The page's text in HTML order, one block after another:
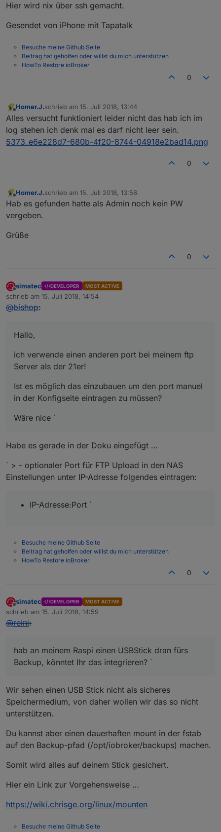
Hier wird nix über ssh gemacht.
Gesendet von iPhone mit Tapatalk
Besuche meine Github Seite
Beitrag hat geholfen oder willst du mich unterstützen
HowTo Restore ioBroker
0
Offline
Homer.J.schrieb am 15. Juli 2018, 13:44
zuletzt editiert von
Alles versucht funktioniert leider nicht das hab ich im
log stehen ich denk mal es darf nicht leer sein.
5373_e6e228d7-680b-4f20-8744-04918e2bad14.png
0
Offline
Homer.J.schrieb am 15. Juli 2018, 13:56
zuletzt editiert von
Hab es gefunden hatte als Admin noch kein PW
vergeben.
Grüße
0
Offline
simatec DEVELOPER MOST ACTIVE
schrieb am 15. Juli 2018, 14:54
zuletzt editiert von
@bishop:
Hallo,
ich verwende einen anderen port bei meinem ftp
Server als der 21er!
Ist es möglich das einzubauen um den port manuel
in der Konfigseite eintragen zu müssen?
Wäre nice `
Habe es gerade in der Doku eingefügt …
` > - optionaler Port für FTP Upload in den NAS
Einstellungen unter IP-Adresse folgendes eintragen:
IP-Adresse:Port `
Besuche meine Github Seite
Beitrag hat geholfen oder willst du mich unterstützen
HowTo Restore ioBroker
0
Offline
simatec DEVELOPER MOST ACTIVE
schrieb am 15. Juli 2018, 14:59
zuletzt editiert von
@reini:
hab an meinem Raspi einen USBStick dran fürs
Backup, könntet Ihr das integrieren? `
Wir sehen einen USB Stick nicht als sicheres
Speichermedium, von daher wollen wir das so nicht
unterstützen.
Du kannst aber einen dauerhaften mount in der fstab
auf den Backup-pfad (/opt/iobroker/backups) machen.
Somit wird alles auf deinem Stick gesichert.
Hier ein Link zur Vorgehensweise …
https://wiki.chrisge.org/linux/mounten
Besuche meine Github Seite